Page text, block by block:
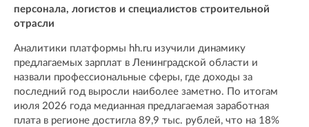
персонала, логистов и специалистов строительной
отрасли
Аналитики платформы hh.ru изучили динамику
предлагаемых зарплат в Ленинградской области и
назвали профессиональные сферы, где доходы за
последний год выросли наиболее заметно. По итогам
июля 2026 года медианная предлагаемая заработная
плата в регионе достигла 89,9 тыс. рублей, что на 18%